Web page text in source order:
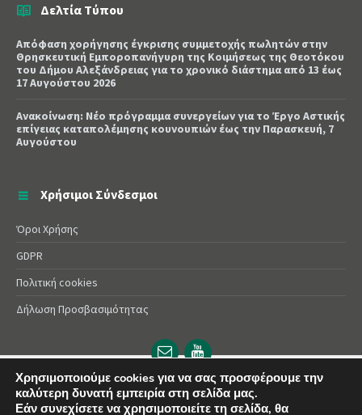
Δελτία Τύπου
Απόφαση χορήγησης έγκρισης συμμετοχής πωλητών στην
Θρησκευτική Εμποροπανήγυρη της Κοιμήσεως της Θεοτόκου
του Δήμου Αλεξάνδρειας για το χρονικό διάστημα από 13 έως
17 Αυγούστου 2026
Ανακοίνωση: Νέο πρόγραμμα συνεργείων για το Έργο Αστικής
επίγειας καταπολέμησης κουνουπιών έως την Παρασκευή, 7
Αυγούστου
Χρήσιμοι Σύνδεσμοι
Όροι Χρήσης
GDPR
Πολιτική cookies
Δήλωση Προσβασιμότητας
Email
url
YouTube
url
© 2025 Δήμος Αλεξάνδρειας | Powered byApogee
Χρησιμοποιούμε cookies για να σας προσφέρουμε την
καλύτερη δυνατή εμπειρία στη σελίδα μας.
Εάν συνεχίσετε να χρησιμοποιείτε τη σελίδα, θα